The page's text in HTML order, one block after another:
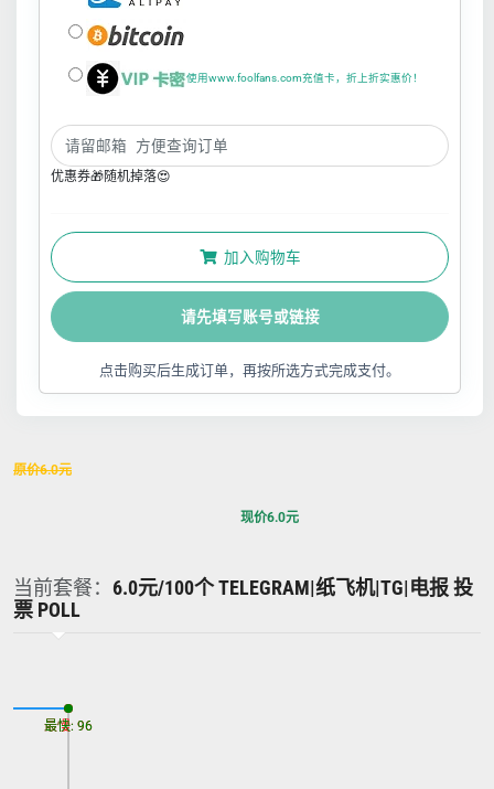
使用www.foolfans.com充值卡，折上折实惠价！
优惠券🎁随机掉落😍
加入购物车
请先填写账号或链接
点击购买后生成订单，再按所选方式完成支付。
原价6.0元
现价6.0元
当前套餐： 6.0元/100个 TELEGRAM|纸飞机|TG|电报 投
票 POLL
最慢: 96
最快: 96